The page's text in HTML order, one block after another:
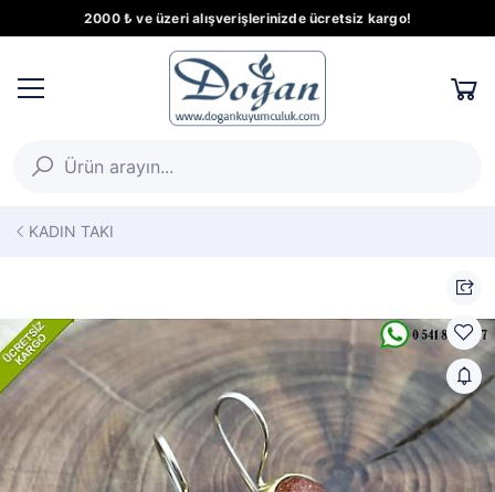
2000 ₺ ve üzeri alışverişlerinizde ücretsiz kargo!
KADIN TAKI